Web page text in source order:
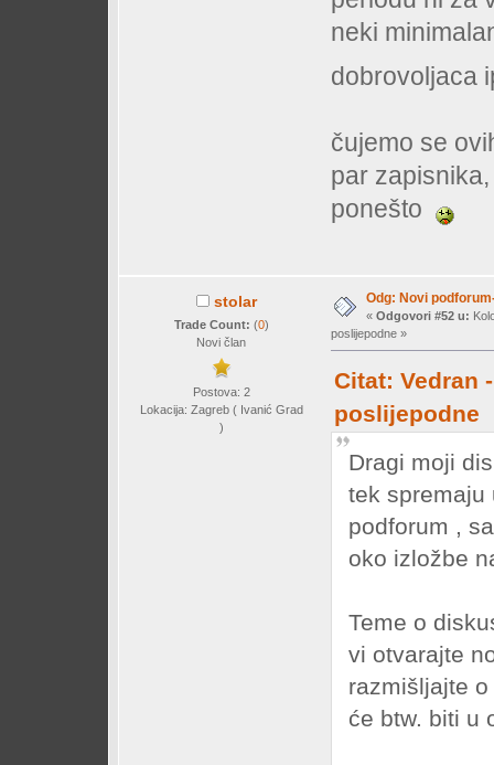
neki
dobrovoljaca
čujemo se
par
ponešto
stolar
Trade Count: (0)
Novi član
Postova: 2
Lokacija: Zagreb ( Ivanić Grad
)
Odg: Novi
« Odgovori #52 u:
poslijepodne »
Citat: Vedran
poslijepodne
Dragi moji
tek spremaju
podforum ,
oko izložbe
Teme o
vi otvarajte
razmišljajte
će btw. biti u